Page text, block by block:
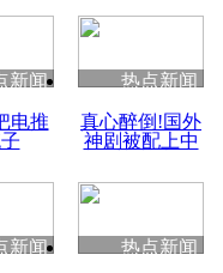
因
度苗族花山节
魂
新闻
电推
热点新闻
真心醉倒!国外
神剧被配上中
新闻
热点新闻